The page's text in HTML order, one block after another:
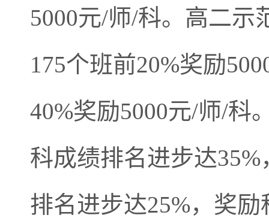
5000元/师/科。高二示
175个班前20%奖励
40%奖励5000元/师/
科成绩排名进步达
排名进步达25%，奖